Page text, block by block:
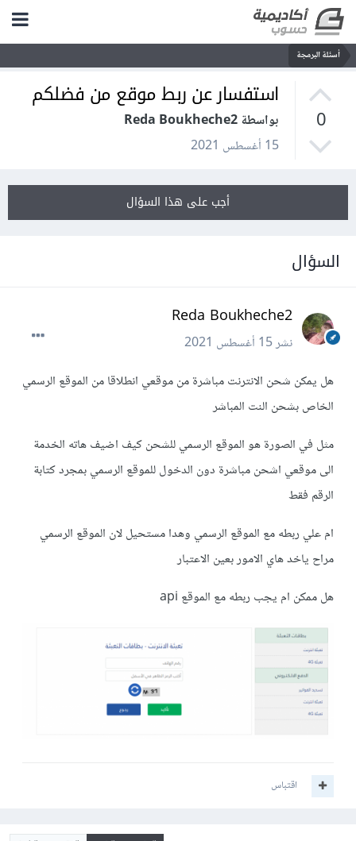
أسئلة البرمجة
0
استفسار عن ربط موقع من فضلكم
بواسطة Reda Boukheche2
15 أغسطس 2021
أجب على هذا السؤال
السؤال
Reda Boukheche2
نشر15 أغسطس 2021
هل يمكن شحن الانترنت مباشرة من موقعي انطلاقا من الموقع الرسمي
الخاص بشحن النت المباشر
مثل في الصورة هو الموقع الرسمي للشحن كيف اضيف هاته الخدمة
الى موقعي اشحن مباشرة دون الدخول للموقع الرسمي بمجرد كتابة
الرقم فقط
ام علي ربطه مع الموقع الرسمي وهدا مستحيل لان الموقع الرسمي
مراح ياخد هاي الامور بعين الاعتبار
هل ممكن ام يجب ربطه مع الموقع api
اقتباس